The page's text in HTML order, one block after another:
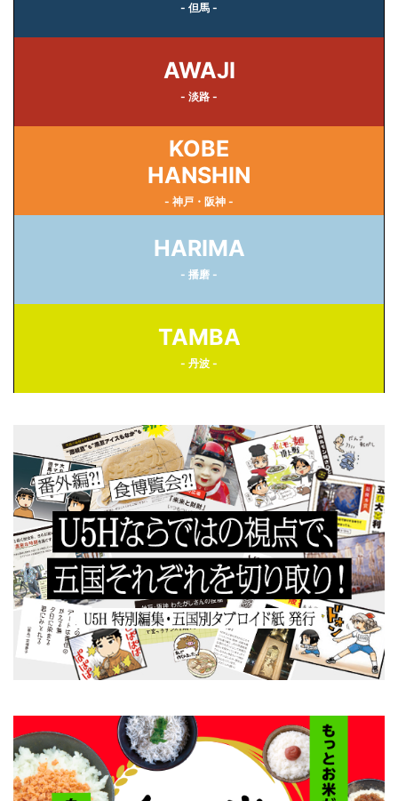
- 但馬 -
AWAJI
- 淡路 -
KOBE
HANSHIN
- 神戸・阪神 -
HARIMA
- 播磨 -
TAMBA
- 丹波 -